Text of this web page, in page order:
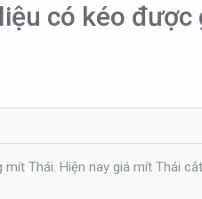
có kéo được
Thái. Hiện nay giá mít Thái